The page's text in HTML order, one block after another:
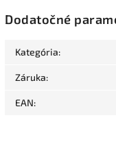
Dodatočné
Kategória:
Záruka:
EAN: